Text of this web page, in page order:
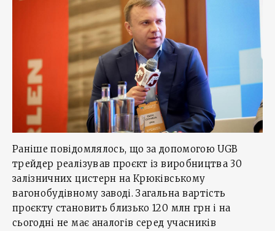
Раніше повідомлялось, що за допомогою UGB
трейдер реалізував проєкт із виробництва 30
залізничних цистерн на Крюківському
вагонобудівному заводі. Загальна вартість
проєкту становить близько 120 млн грн і на
сьогодні не має аналогів серед учасників